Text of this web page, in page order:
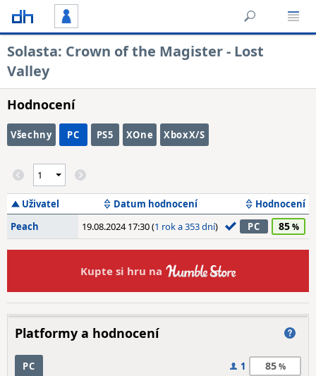
Solasta: Crown of the Magister - Lost
Valley
Hodnocení
Všechny PC PS5 XOne XboxX/S
Uživatel Datum hodnocení
Hodnocení
Peach
19.08.2024 17:30 (1 rok a 353 dní) PC 85
Kupte si hru na
Platformy a hodnocení
PC 1 85